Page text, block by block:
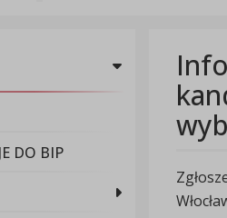
DO BIP